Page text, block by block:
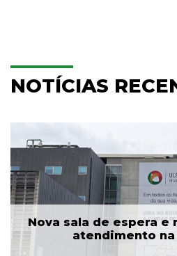
NOTÍCIAS
Nova sala de espera e
atendimento na